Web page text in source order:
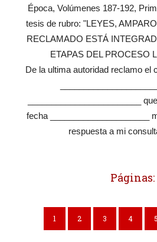
Época, Volúmenes 187-192,
tesis de rubro: "LEYES,
RECLAMADO ESTÁ
ETAPAS DEL PROCESO
De la ultima autoridad reclamo el
________________________
fecha _____________________
respuesta a mi
Páginas:
1 2 3 4 5